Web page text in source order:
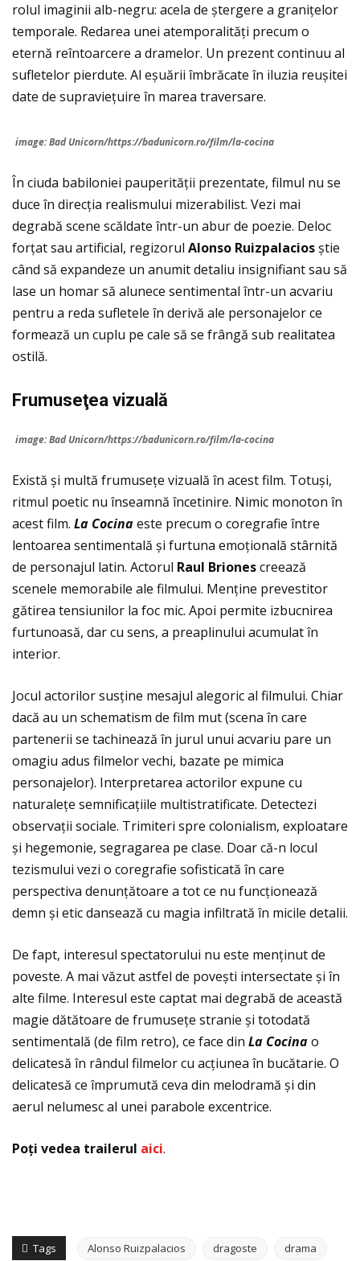
rolul imaginii alb-negru: acela de ștergere a granițelor
temporale. Redarea unei atemporalităţi precum o
eternă reîntoarcere a dramelor. Un prezent continuu al
sufletelor pierdute. Al eșuării îmbrăcate în iluzia reușitei
date de supraviețuire în marea traversare.
image: Bad Unicorn/https://badunicorn.ro/film/la-cocina
În ciuda babiloniei pauperităţii prezentate, filmul nu se
duce în direcția realismului mizerabilist. Vezi mai
degrabă scene scăldate într-un abur de poezie. Deloc
forțat sau artificial, regizorul Alonso Ruizpalaciosștie
când să expandeze un anumit detaliu insignifiant sau să
lase un homar să alunece sentimental într-un acvariu
pentru a reda sufletele în derivă ale personajelor ce
formează un cuplu pe cale să se frângă sub realitatea
ostilă.
Frumuseţea vizual ă
image: Bad Unicorn/https://badunicorn.ro/film/la-cocina
Există și multă frumusețe vizuală în acest film. Totuși,
ritmul poetic nu înseamnă încetinire. Nimic monoton în
acest film. La Cocinaeste precum o coregrafie între
lentoarea sentimentală și furtuna emoțională stârnită
de personajul latin. Actorul Raul Brionescreează
scenele memorabile ale filmului. Menţine prevestitor
gătirea tensiunilor la foc mic. Apoi permite izbucnirea
furtunoasă, dar cu sens, a preaplinului acumulat în
interior.
Jocul actorilor susține mesajul alegoric al filmului. Chiar
dacă au un schematism de film mut (scena în care
partenerii se tachinează în jurul unui acvariu pare un
omagiu adus filmelor vechi, bazate pe mimica
personajelor). Interpretarea actorilor expune cu
naturalețe semnificațiile multistratificate. Detectezi
observații sociale. Trimiteri spre colonialism, exploatare
și hegemonie, segragarea pe clase. Doar că-n locul
tezismului vezi o coregrafie sofisticată în care
perspectiva denunțătoare a tot ce nu funcţionează
demn și etic dansează cu magia infiltrată în micile detalii.
De fapt, interesul spectatorului nu este menținut de
poveste. A mai văzut astfel de povești intersectate și în
alte filme. Interesul este captat mai degrabă de această
magie dătătoare de frumusețe stranie și totodată
sentimentală (de film retro), ce face din La Cocinao
delicatesă în rândul filmelor cu acțiunea în bucătarie. O
delicatesă ce împrumută ceva din melodramă și din
aerul nelumesc al unei parabole excentrice.
Poţi vedea trailerul aici.
Tags Alonso Ruizpalacios dragoste drama